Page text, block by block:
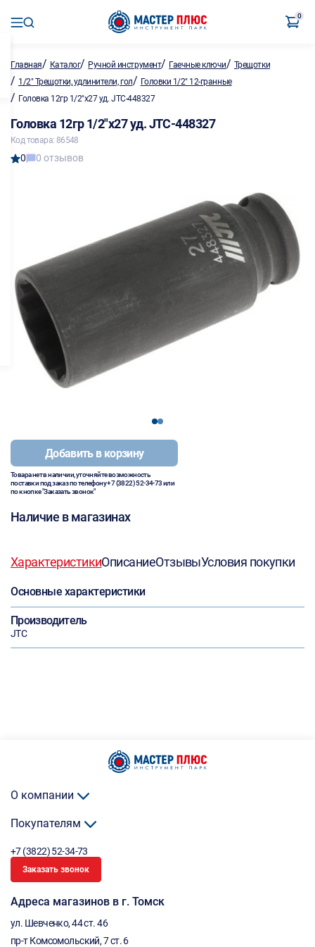
0
Главная/ Каталог/ Ручной инструмент/ Гаечные ключи/ Трещотки
/ 1/2" Трещотки, удлинители, гол/ Головки 1/2" 12-гранные
/ Головка 12гр 1/2"х27 уд. JTC-448327
Головка 12гр 1/2"х27 уд. JTC-448327
Код товара: 86548
0 0 отзывов
12
Добавить в корзину
Товара нет в наличии, уточняйте возможность
поставки под заказ по телефону+7 (3822) 52-34-73или
по кнопке "Заказать звонок"
Наличие в магазинах
ХарактеристикиОписаниеОтзывыУсловия покупки
Основные характеристики
Производитель
JTC
О компании
Покупателям
+7 (3822) 52-34-73
Заказать звонок
Адреса магазинов в г. Томск
ул. Шевченко, 44 ст. 46
пр-т Комсомольский, 7 ст. 6